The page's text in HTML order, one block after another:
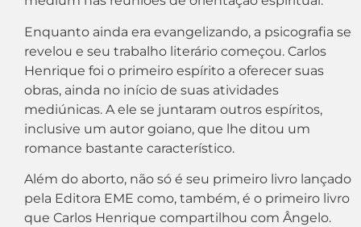
Enquanto ainda era evangelizando, a psicografia se
revelou e seu trabalho literário começou. Carlos
Henrique foi o primeiro espírito a oferecer suas
obras, ainda no início de suas atividades
mediúnicas. A ele se juntaram outros espíritos,
inclusive um autor goiano, que lhe ditou um
romance bastante característico.
Além do aborto, não só é seu primeiro livro lançado
pela Editora EME como, também, é o primeiro livro
que Carlos Henrique compartilhou com Ângelo.